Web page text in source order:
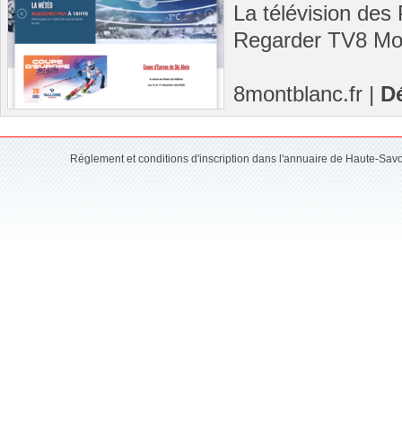
La télévision des
Regarder TV8
8montblanc.fr |
Réglement et conditions d'inscription dans l'annuaire de Haute-